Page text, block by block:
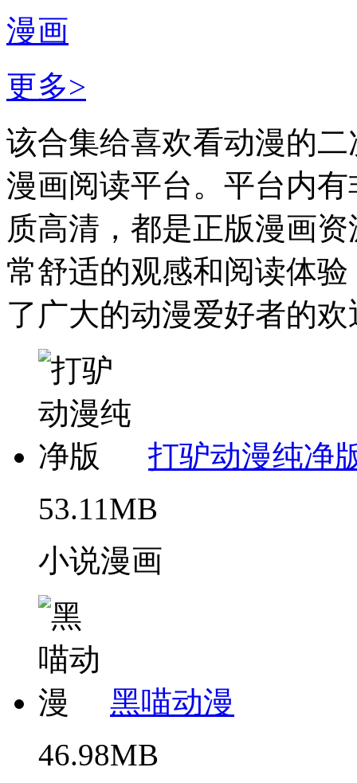
漫画
更多>
该合集给喜欢看动漫的
漫画阅读平台。平台内
质高清，都是正版漫画
常舒适的观感和阅读体
了广大的动漫爱好者的
打驴动漫纯净
53.11MB
小说漫画
黑喵动漫
46.98MB